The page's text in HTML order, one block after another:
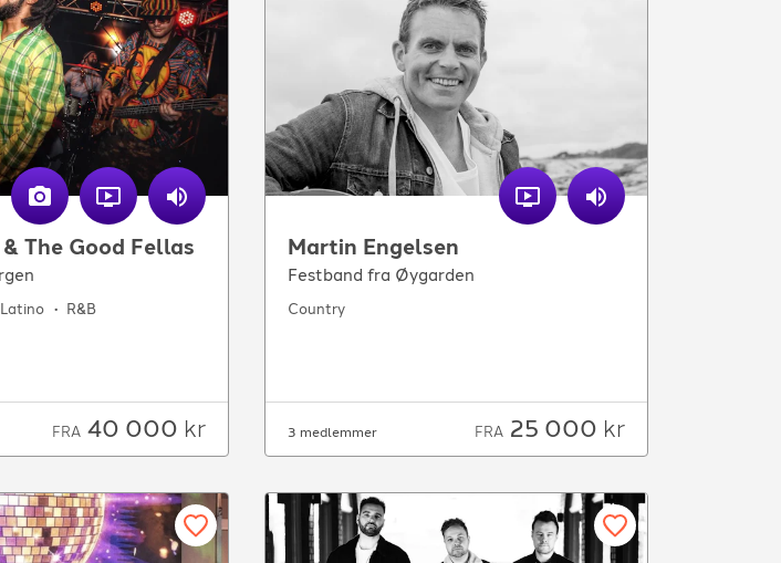
The Good Fellas
Latino
R&B
FRA 40 000 kr
Martin Engelsen
Festband fra Øygarden
Country
3 medlemmer FRA 25 000 kr